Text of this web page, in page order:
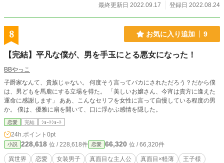
最終更新日 2022.09.17
登録日 2022.08.24
8 お気に入り追加 9
【完結】平凡な僕が、男を手玉にとる悪女になった！
BBやっこ
子爵家なんて、貴族じゃない。 何度そう言ってバカにされただろう？だから僕
は、男どもを馬鹿にする立場を得た。 「美しいお嬢さん、今宵は貴方に逢えた
運命に感謝します」 ああ、こんなセリフを女性に言って自慢している程度の男
か。 僕は、優雅に扇を開いて、口に浮かぶ感情を隠した。
恋愛 完結 ｼｮｰﾄｼｮｰﾄ
24h.ポイント 0pt
小説 228,618 位 / 228,618件 恋愛 66,320 位 / 66,320件
異世界 恋愛 女装男子 真面目な主人公 真面目×軽薄
王子様